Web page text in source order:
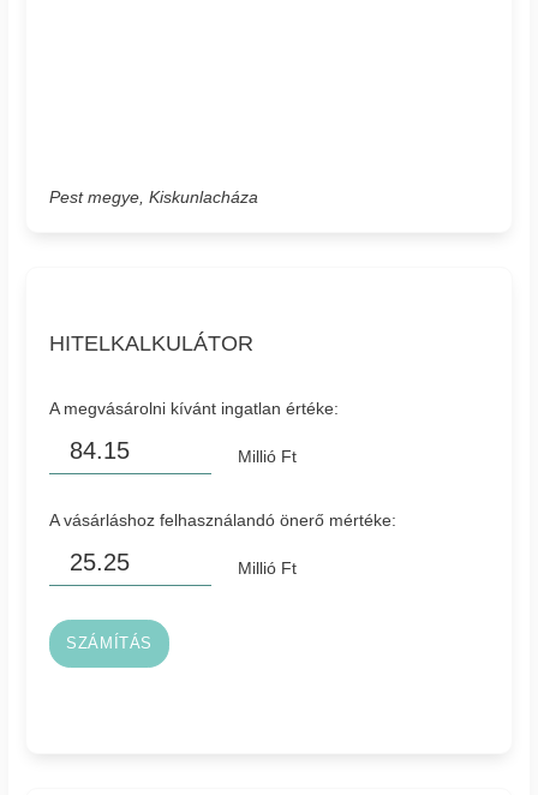
Pest megye, Kiskunlacháza
HITELKALKULÁTOR
A megvásárolni kívánt ingatlan értéke:
Millió Ft
A vásárláshoz felhasználandó önerő mértéke:
Millió Ft
SZÁMÍTÁS